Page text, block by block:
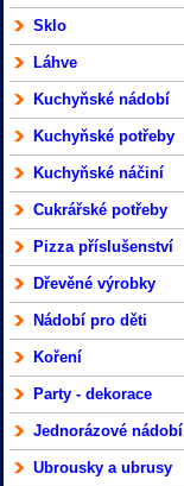
Sklo
Láhve
Kuchyňské nádobí
Kuchyňské potřeby
Kuchyňské náčiní
Cukrářské potřeby
Pizza příslušenství
Dřevěné výrobky
Nádobí pro děti
Koření
Party - dekorace
Jednorázové nádobí
Ubrousky a ubrusy